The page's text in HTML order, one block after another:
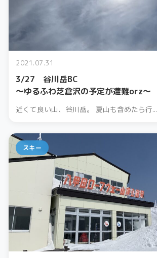
2021.07.31
3/27 谷川岳BC
〜ゆるふわ芝倉沢の予定が遭難orz〜
近くて良い山、谷川岳。 夏山も含めたら行...
スキー